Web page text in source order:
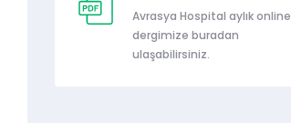
Avrasya Hospital aylık online
dergimize buradan
ulaşabilirsiniz.